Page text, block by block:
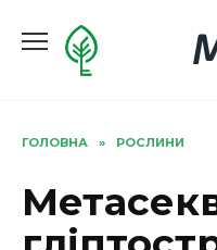
до
ГОЛОВНА » РОСЛИНИ